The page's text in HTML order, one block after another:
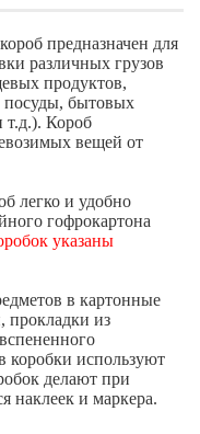
предназначен для
различных грузов
продуктов,
посуды, бытовых
т.д.). Короб
вещей от
легко и удобно
гофрокартона
указаны
в картонные
прокладки из
коробки используют
делают при
наклеек и маркера.